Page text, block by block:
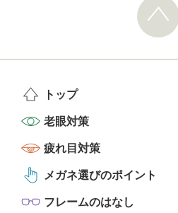
トップ
老眼対策
疲れ目対策
メガネ選びのポイント
フレームのはなし